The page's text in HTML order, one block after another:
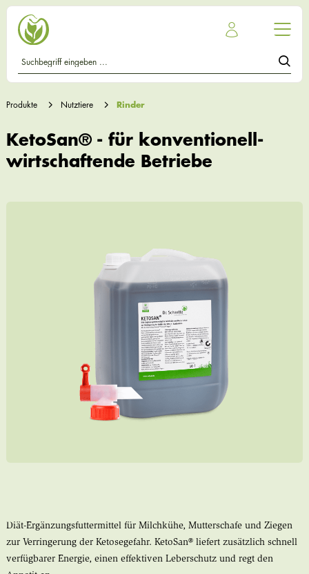
Produkte Nutztiere Rinder
KetoSan® - für konventionell-
wirtschaftende Betriebe
Diät-Ergänzungsfuttermittel für Milchkühe, Mutterschafe und Ziegen
zur Verringerung der Ketosegefahr. KetoSan® liefert zusätzlich schnell
verfügbarer Energie, einen effektiven Leberschutz und regt den